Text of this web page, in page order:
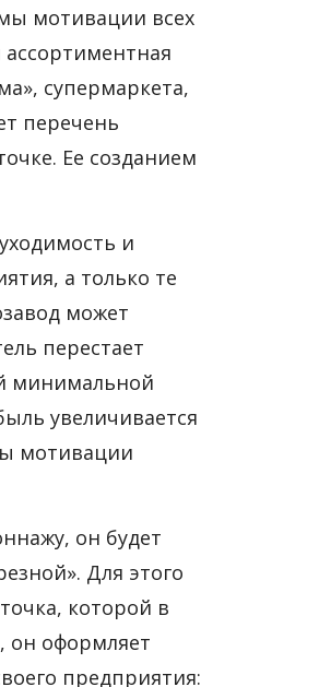
мотивации всех
супермаркета,
перечень
Ее созданием
и
а только те
может
перестает
минимальной
увеличивается
мотивации
он будет
Для этого
которой в
он оформляет
предприятия: